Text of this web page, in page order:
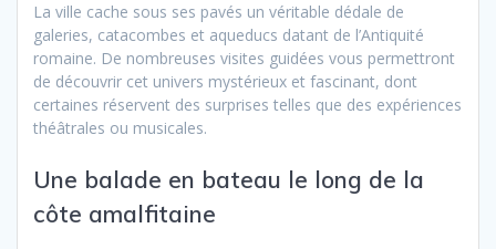
La ville cache sous ses pavés un véritable dédale de
galeries, catacombes et aqueducs datant de l’Antiquité
romaine. De nombreuses visites guidées vous permettront
de découvrir cet univers mystérieux et fascinant, dont
certaines réservent des surprises telles que des expériences
théâtrales ou musicales.
Une balade en bateau le long de la
côte amalfitaine